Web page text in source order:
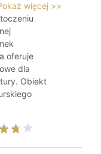
więcej >>
oferuje
dla
Obiekt